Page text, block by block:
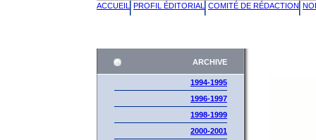
ACCUEIL PROFIL ÉDITORIAL COMITÉ DE RÉDACTION
ARCHIVE
1994-1995
1996-1997
1998-1999
2000-2001